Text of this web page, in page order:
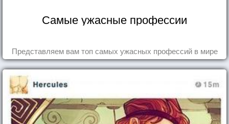
Самые ужасные профессии
Представляем вам топ самых ужасных профессий в мире